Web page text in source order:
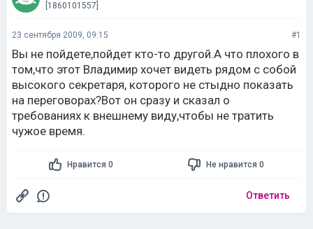
[1860101557]
23 сентября 2009, 09:15 #1
Вы не пойдете,пойдет кто-то другой.А что плохого в
том,что этот Владимир хочет видеть рядом с собой
высокого секретаря, которого не стыдно показать
на переговорах?Вот он сразу и сказал о
требованиях к внешнему виду,чтобы не тратить
чужое время.
Нравится 0 Не нравится 0
Ответить